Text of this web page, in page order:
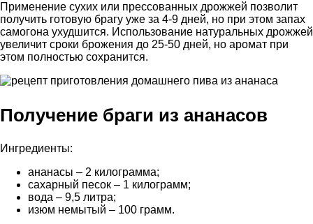
Применение сухих или прессованных дрожжей позволит
получить готовую брагу уже за 4-9 дней, но при этом запах
самогона ухудшится. Использование натуральных дрожжей
увеличит сроки брожения до 25-50 дней, но аромат при
этом полностью сохранится.
Получение браги из ананасов
Ингредиенты:
ананасы – 2 килограмма;
сахарный песок – 1 килограмм;
вода – 9,5 литра;
изюм немытый – 100 грамм.